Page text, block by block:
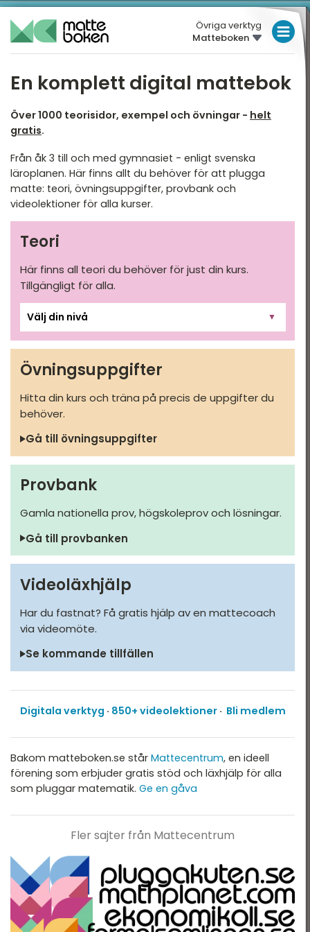
Övriga verktyg
Matteboken
En komplett digital mattebok
Över 1000 teorisidor, exempel och övningar - helt
gratis.
Från åk 3 till och med gymnasiet - enligt svenska
läroplanen. Här finns allt du behöver för att plugga
matte: teori, övningsuppgifter, provbank och
videolektioner för alla kurser.
Teori
Här finns all teori du behöver för just din kurs.
Tillgängligt för alla.
▼
Övningsuppgifter
Hitta din kurs och träna på precis de uppgifter du
behöver.
Gå till övningsuppgifter
Provbank
Gamla nationella prov, högskoleprov och lösningar.
Gå till provbanken
Videoläxhjälp
Har du fastnat? Få gratis hjälp av en mattecoach
via videomöte.
Se kommande tillfällen
Digitala verktyg · 850+ videolektioner· Bli medlem
Bakom matteboken.se står Mattecentrum, en ideell
förening som erbjuder gratis stöd och läxhjälp för alla
som pluggar matematik. Ge en gåva
Fler sajter från Mattecentrum